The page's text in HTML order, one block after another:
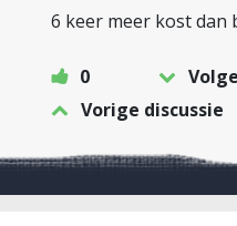
6 keer meer kost dan
0
Vorige discussie